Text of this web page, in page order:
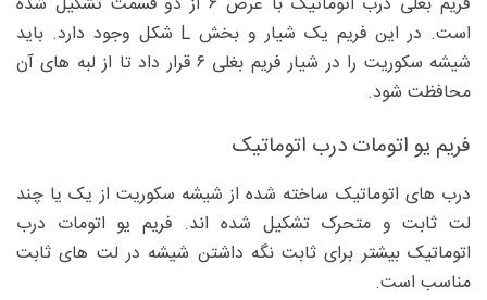
است. در این فریم یک شیار و بخش L شکل وجود دارد. باید
شیشه سکوریت را در شیار فریم بغلی ۶ قرار داد تا از لبه های آن
محافظت شود.
فریم یو اتومات درب اتوماتیک
درب های اتوماتیک ساخته شده از شیشه سکوریت از یک یا چند
لت ثابت و متحرک تشکیل شده اند. فریم یو اتومات درب
اتوماتیک بیشتر برای ثابت نگه داشتن شیشه در لت های ثابت
مناسب است.